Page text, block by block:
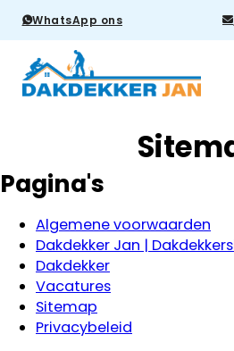
WhatsApp ons
Pagina's
Algemene voorwaarden
Dakdekker Jan |
Dakdekker
Vacatures
Sitemap
Privacybeleid